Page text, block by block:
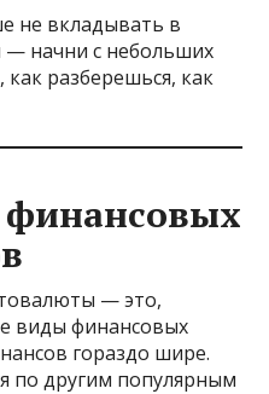
не вкладывать в
— начни с небольших
как разберешься, как
— это,
виды финансовых
гораздо шире.
по другим популярным